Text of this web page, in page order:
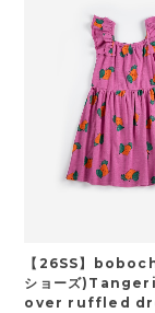
【26SS】
ショーズ
over ruffled